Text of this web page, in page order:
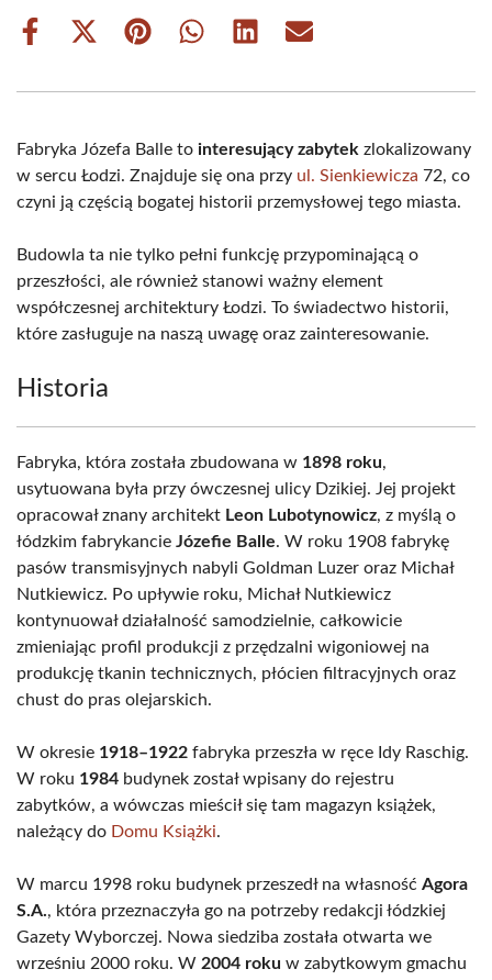
Share
Share
(Twitter)
Share Share Share Share
Fabryka Józefa Balle to interesujący zabytek zlokalizowany
w sercu Łodzi. Znajduje się ona przy ul. Sienkiewicza 72, co
czyni ją częścią bogatej historii przemysłowej tego miasta.
Budowla ta nie tylko pełni funkcję przypominającą o
przeszłości, ale również stanowi ważny element
współczesnej architektury Łodzi. To świadectwo historii,
które zasługuje na naszą uwagę oraz zainteresowanie.
Historia
Fabryka, która została zbudowana w 1898 roku,
usytuowana była przy ówczesnej ulicy Dzikiej. Jej projekt
opracował znany architekt Leon Lubotynowicz, z myślą o
łódzkim fabrykancie Józefie Balle. W roku 1908 fabrykę
pasów transmisyjnych nabyli Goldman Luzer oraz Michał
Nutkiewicz. Po upływie roku, Michał Nutkiewicz
kontynuował działalność samodzielnie, całkowicie
zmieniając profil produkcji z przędzalni wigoniowej na
produkcję tkanin technicznych, płócien filtracyjnych oraz
chust do pras olejarskich.
W okresie 1918–1922 fabryka przeszła w ręce Idy Raschig.
W roku 1984 budynek został wpisany do rejestru
zabytków, a wówczas mieścił się tam magazyn książek,
należący do Domu Książki.
W marcu 1998 roku budynek przeszedł na własność Agora
S.A., która przeznaczyła go na potrzeby redakcji łódzkiej
Gazety Wyborczej. Nowa siedziba została otwarta we
wrześniu 2000 roku. W 2004 roku w zabytkowym gmachu